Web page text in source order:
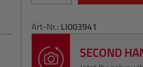
Art-Nr.: LI003941
SECOND